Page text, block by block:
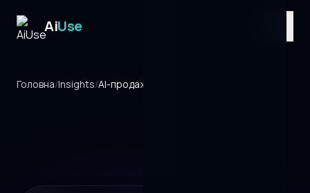
AiUse
Головна/Insights/AI-продажі для енергетики